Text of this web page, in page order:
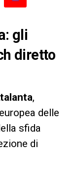
gli
diretto
,
delle
sfida
di